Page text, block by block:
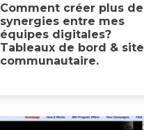
Comment créer plus de
synergies entre mes
équipes digitales?
Tableaux de bord & site
communautaire.